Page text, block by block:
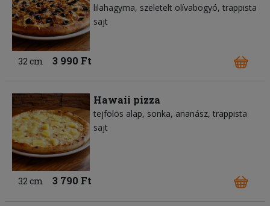
lilahagyma szeletelt olívabogyó trappista
sajt
32 cm 3 990 Ft
Hawaii pizza
tejfölös alap sonka ananász trappista
sajt
32 cm 3 790 Ft